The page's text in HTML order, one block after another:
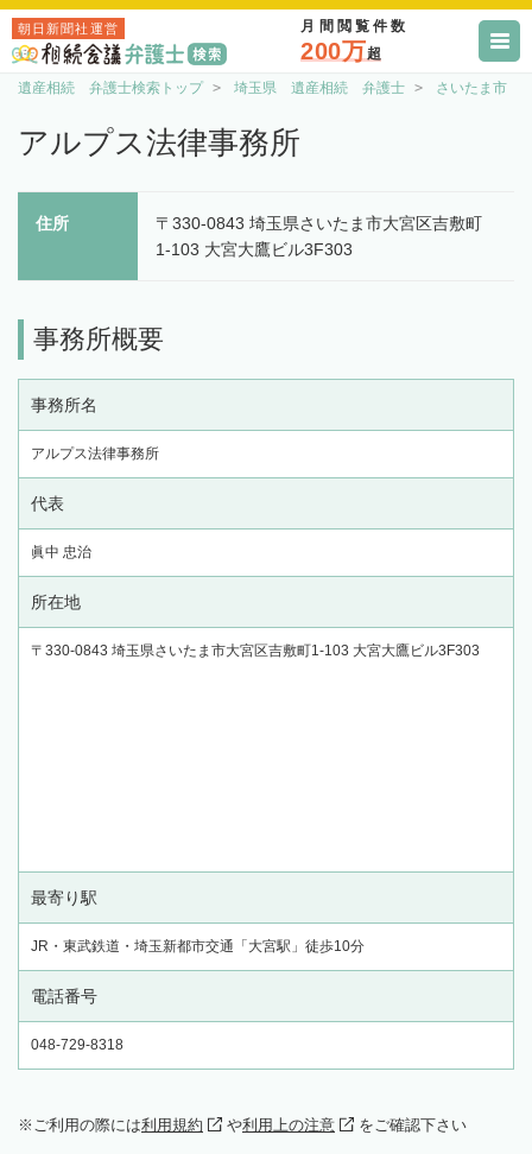
朝日新聞社運営 月間閲覧件数
200万超
遺産相続 弁護士検索トップ 埼玉県 遺産相続 弁護士 さいたま市
アルプス法律事務所
住所
〒330-0843 埼玉県さいたま市大宮区吉敷町
1-103 大宮大鷹ビル3F303
事務所概要
事務所名
アルプス法律事務所
代表
眞中 忠治
所在地
〒330-0843 埼玉県さいたま市大宮区吉敷町1-103 大宮大鷹ビル3F303
最寄り駅
JR・東武鉄道・埼玉新都市交通「大宮駅」徒歩10分
電話番号
048-729-8318
ご利用の際には利用規約 や利用上の注意 をご確認下さい